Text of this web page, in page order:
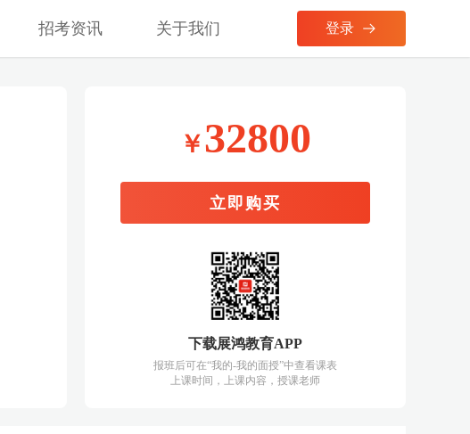
￥32800
立即购买
下载展鸿教育APP
报班后可在“我的-我的面授”中查看课表
上课时间，上课内容，授课老师
招考资讯 关于我们 登录